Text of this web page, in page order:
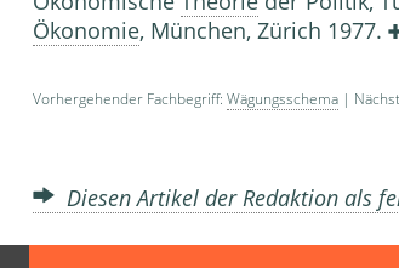
Ökonomie, München, Zürich 1977.
Vorhergehender Fachbegriff: Wägungsschema |
Diesen Artikel der Redaktion als